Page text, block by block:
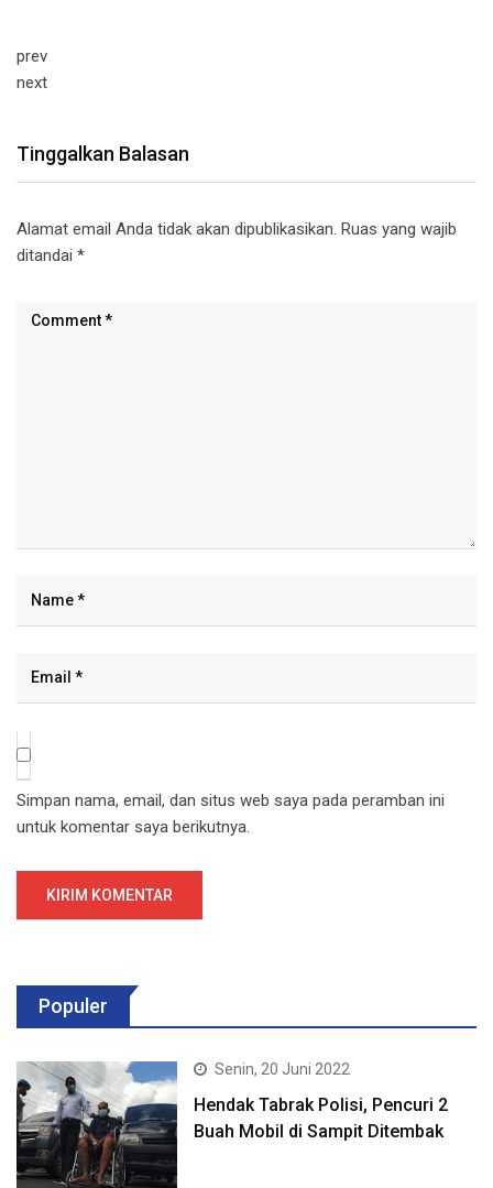
prev
next
Tinggalkan Balasan
Alamat email Anda tidak akan dipublikasikan. Ruas yang wajib
ditandai *
Simpan nama, email, dan situs web saya pada peramban ini
untuk komentar saya berikutnya.
Populer
Senin, 20 Juni 2022
Hendak Tabrak Polisi, Pencuri 2
Buah Mobil di Sampit Ditembak